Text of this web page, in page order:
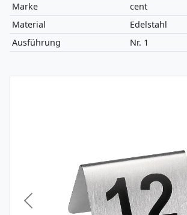
Marke
cent
Material
Edelstahl
Ausführung
Nr. 1
Vorheriges Bild